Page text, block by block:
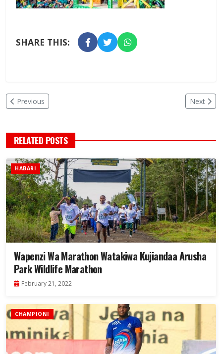
SHARE THIS:
Previous Next
RELATED POSTS
HABARI
Wapenzi Wa Marathon Watakiwa Kujiandaa Arusha
Park Wildlife Marathon
February 21, 2022
CHAMPIONI